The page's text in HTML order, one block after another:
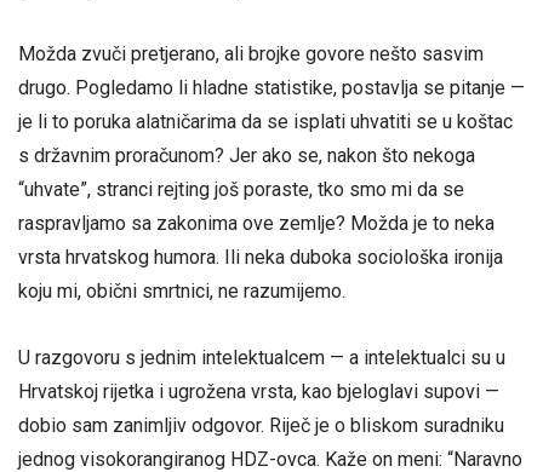
Možda zvuči pretjerano, ali brojke govore nešto sasvim
drugo. Pogledamo li hladne statistike, postavlja se pitanje —
je li to poruka alatničarima da se isplati uhvatiti se u koštac
s državnim proračunom? Jer ako se, nakon što nekoga
“uhvate”, stranci rejting još poraste, tko smo mi da se
raspravljamo sa zakonima ove zemlje? Možda je to neka
vrsta hrvatskog humora. Ili neka duboka sociološka ironija
koju mi, obični smrtnici, ne razumijemo.
U razgovoru s jednim intelektualcem — a intelektualci su u
Hrvatskoj rijetka i ugrožena vrsta, kao bjeloglavi supovi —
dobio sam zanimljiv odgovor. Riječ je o bliskom suradniku
jednog visokorangiranog HDZ-ovca. Kaže on meni: “Naravno